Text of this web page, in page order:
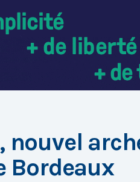
nouvel
Bordeaux